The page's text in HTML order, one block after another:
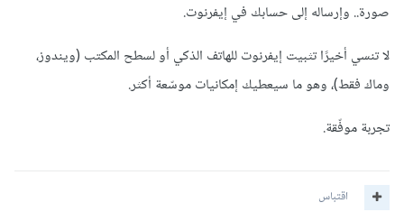
صورة.. وإرساله إلى حسابك في إيفرنوت.
لا تنسي أخيرًا تثبيت إيفرنوت للهاتف الذكي أو لسطح المكتب (ويندوز،
وماك فقط)، وهو ما سيعطيك إمكانيات موسّعة أكثر.
تجربة موفّقة.
اقتباس